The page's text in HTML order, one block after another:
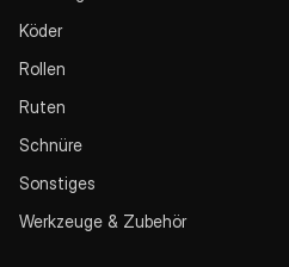
Köder
Rollen
Ruten
Schnüre
Sonstiges
Werkzeuge & Zubehör